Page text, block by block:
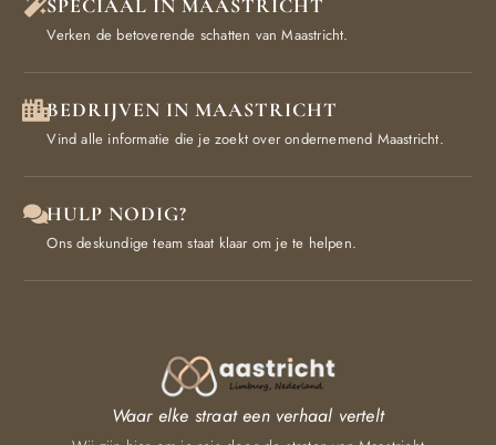
SPECIAAL IN MAASTRICHT
Verken de betoverende schatten van Maastricht.
BEDRIJVEN IN MAASTRICHT
Vind alle informatie die je zoekt over ondernemend Maastricht.
HULP NODIG?
Ons deskundige team staat klaar om je te helpen.
Waar elke straat een verhaal vertelt